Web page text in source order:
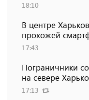
18:10
В центре
прохожей
17:43
Пограничники
на севере
17:13